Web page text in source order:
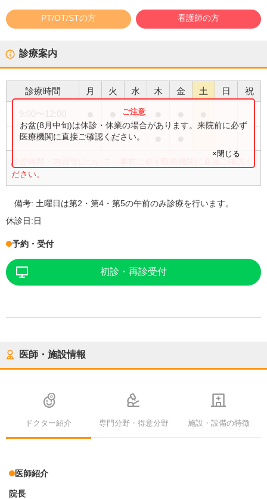
PT/OT/STの方 看護師の方
診療案内
診療時間 月 火 水 木 金 土 日 祝
●
14:00〜17:00 ● ●
診療時間・内容等について、事前に必ず医療機関に直接ご確認く
ださい。
お盆(8月中旬)は休診・休業の場合があります。来院前に必ず
医療機関に直接ご確認ください。
×閉じる
備考: 土曜日は第2・第4・第5の午前のみ診療を行います。
休診日:日
予約・受付
初診・再診受付
医師・施設情報
ドクター紹介 専門分野・得意分野 施設・設備の特徴
医師紹介
院長